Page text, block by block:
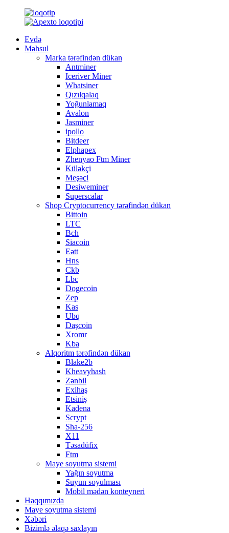
Evdə
Məhsul
Marka tərəfindən dükan
Antminer
Iceriver Miner
Whatsiner
Qızılqalaq
Yoğunlamaq
Avalon
Jasminer
ipollo
Bitdeer
Elphapex
Zhenyao Ftm Miner
Küləkçi
Meşəçi
Desiweminer
Superscalar
Shop Cryptocurrency tərəfindən dükan
Bittoin
LTC
Bch
Siacoin
Eətt
Hns
Ckb
Lbc
Dogecoin
Zep
Kas
Ubq
Daşcoin
Xromr
Kba
Alqoritm tərəfindən dükan
Blake2b
Kheavyhash
Zənbil
Exihaş
Etsiniş
Kadena
Scrypt
Sha-256
X11
Təsadüfix
Ftm
Maye soyutma sistemi
Yağın soyutma
Suyun soyulması
Mobil mədən konteyneri
Haqqımızda
Maye soyutma sistemi
Xəbəri
Bizimlə əlaqə saxlayın